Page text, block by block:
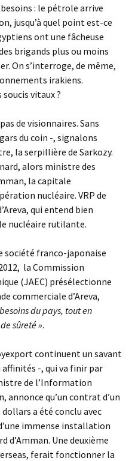
: le pétrole arrive
jusqu’à quel point est-ce
ont une fâcheuse
brigands plus ou moins
On s’interroge, de même,
irakiens.
vitaux ?
de visionnaires. Sans
du coin -, signalons
la serpillière de Sarkozy.
alors ministre des
la capitale
nucléaire. VRP de
qui entend bien
nucléaire rutilante.
société franco-japonaise
la Commission
(JAEC) présélectionne
commerciale d’Areva,
du pays, tout en
sûreté ».
continuent un savant
-, qui va finir par
de l’Information
annonce qu’un contrat d’un
a été conclu avec
immense installation
d’Amman. Une deuxième
ferait fonctionner la